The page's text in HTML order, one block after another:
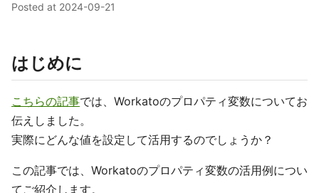
Posted at 2024-09-21
はじめに
こちらの記事では、Workatoのプロパティ変数についてお
伝えしました。
実際にどんな値を設定して活用するのでしょうか？
この記事では、Workatoのプロパティ変数の活用例につい
てご紹介します。